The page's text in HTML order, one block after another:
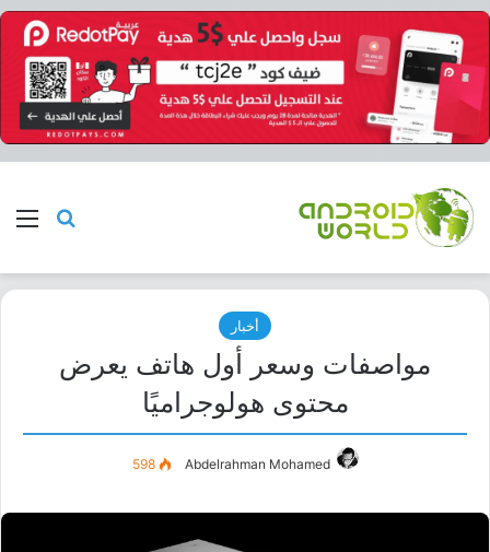
بحث
أخبار
مواصفات وسعر أول هاتف يعرض
محتوى هولوجراميًا
Abdelrahman Mohamed
598